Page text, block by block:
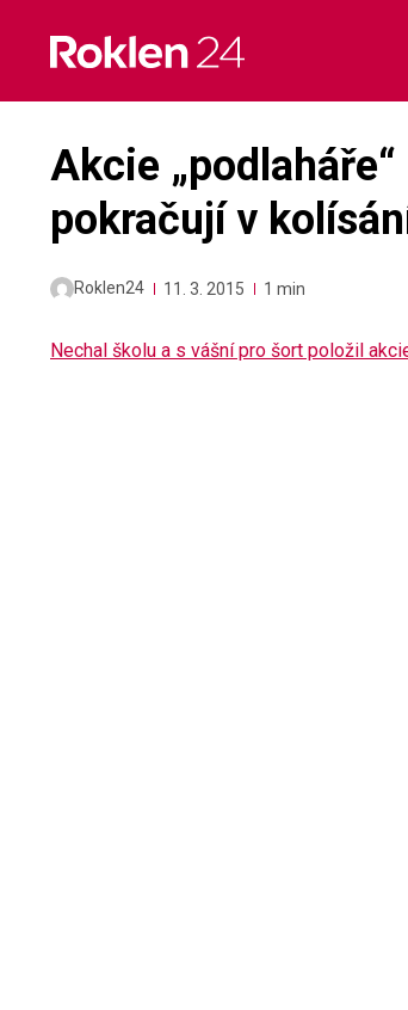
content
Akcie
pokračují v
Roklen24 11. 3. 2015 1 min
Nechal školu a s vášní pro šort položil